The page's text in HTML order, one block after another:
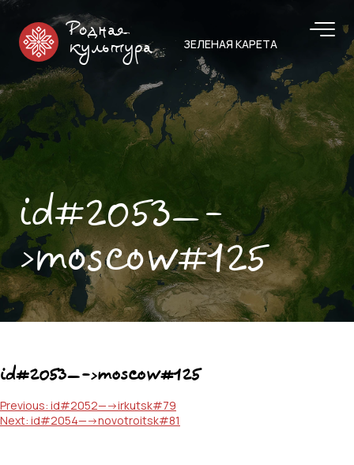
Родная
культура
ЗЕЛЕНАЯ КАРЕТА
id#2053—-
>moscow#125
id#2053—->moscow#125
Навигация
по
Previous: id#2052—->irkutsk#79
Next: id#2054—->novotroitsk#81